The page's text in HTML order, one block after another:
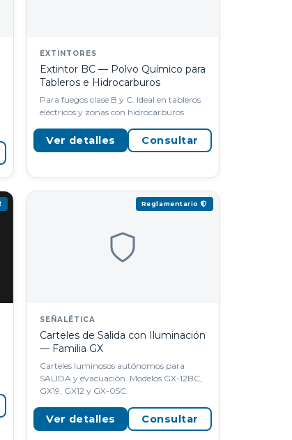
EXTINTORES
Extintor BC — Polvo Químico para
Tableros e Hidrocarburos
Para fuegos clase B y C. Ideal en tableros
eléctricos y zonas con hidrocarburos.
Ver detalles Consultar
Reglamentario
SEÑALÉTICA
Carteles de Salida con Iluminación
— Familia GX
Carteles luminosos autónomos para
SALIDA y evacuación. Modelos GX-12BC,
GX19, GX12 y GX-05C.
Ver detalles Consultar